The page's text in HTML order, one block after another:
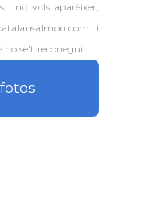
i no vols aparèixer,
i
se't reconegui.